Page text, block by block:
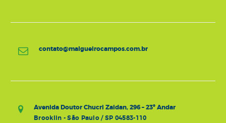
contato@malgueirocampos.com.br
Avenida Doutor Chucri Zaidan, 296 – 23º Andar
Brooklin - São Paulo / SP 04583-110